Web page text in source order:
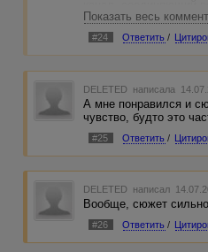
маршрут и упустила
продвижение темы
третий раз. Но не
обычностью. Я
тысяч знаков
Показать весь
#24 Ответить /
DELETED написала
А мне понравился и
чувство, будто это
#25 Ответить /
DELETED написал
Вообще, сюжет
#26 Ответить /